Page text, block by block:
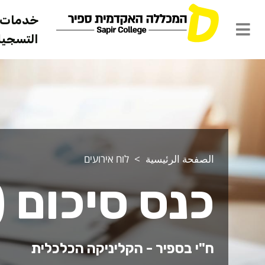
خدمات
الصفحة الرئيسية לוח אירועים
כנס
ח"י בספיר - הקליניקה הכלכלית